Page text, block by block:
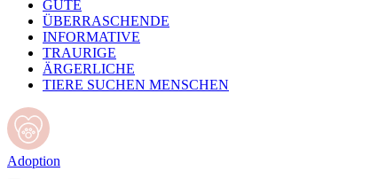
GUTE
ÜBERRASCHENDE
INFORMATIVE
TRAURIGE
ÄRGERLICHE
TIERE SUCHEN MENSCHEN
Adoption